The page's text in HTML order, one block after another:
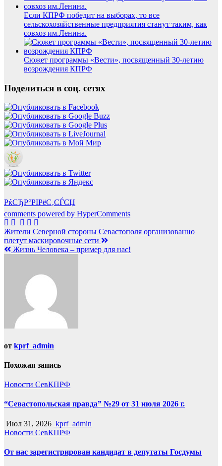
Если КПРФ победит на выборах, то все
сельскохозяйственные предприятия станут таким, как
совхоз им.Ленина.
Сюжет программы «Вести», посвященный 30-летию
возрождения КПРФ
Поделиться в соц. сетях
РќСЂР°РІРёС‚СЃСЏ
comments powered by HyperComments
Навигация
по
Жители Северной стороны Севастополя организованно
плетут маскировочные сети
Жизнь Человека – пример для нас!
от kprf_admin
Похожая запись
Новости СевКПРФ
“Севастопольская правда” №29 от 31 июля 2026 г.
Июл 31, 2026 kprf_admin
Новости СевКПРФ
От нас зарегистрирован кандидат в депутаты Госдумы